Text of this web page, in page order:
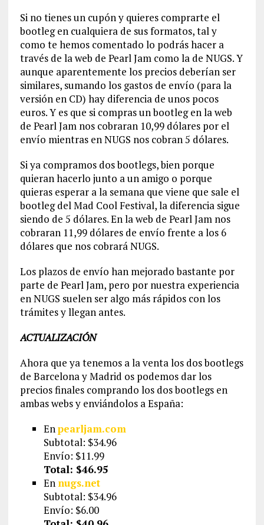
Si no tienes un cupón y quieres comprarte el
bootleg en cualquiera de sus formatos, tal y
como te hemos comentado lo podrás hacer a
través de la web de Pearl Jam como la de NUGS. Y
aunque aparentemente los precios deberían ser
similares, sumando los gastos de envío (para la
versión en CD) hay diferencia de unos pocos
euros. Y es que si compras un bootleg en la web
de Pearl Jam nos cobraran 10,99 dólares por el
envío mientras en NUGS nos cobran 5 dólares.
Si ya compramos dos bootlegs, bien porque
quieran hacerlo junto a un amigo o porque
quieras esperar a la semana que viene que sale el
bootleg del Mad Cool Festival, la diferencia sigue
siendo de 5 dólares. En la web de Pearl Jam nos
cobraran 11,99 dólares de envío frente a los 6
dólares que nos cobrará NUGS.
Los plazos de envío han mejorado bastante por
parte de Pearl Jam, pero por nuestra experiencia
en NUGS suelen ser algo más rápidos con los
trámites y llegan antes.
ACTUALIZACIÓN
Ahora que ya tenemos a la venta los dos bootlegs
de Barcelona y Madrid os podemos dar los
precios finales comprando los dos bootlegs en
ambas webs y enviándolos a España:
Enpearljam.com
Subtotal: $34.96
Envío: $11.99
Total: $46.95
En nugs.net
Subtotal: $34.96
Envío: $6.00